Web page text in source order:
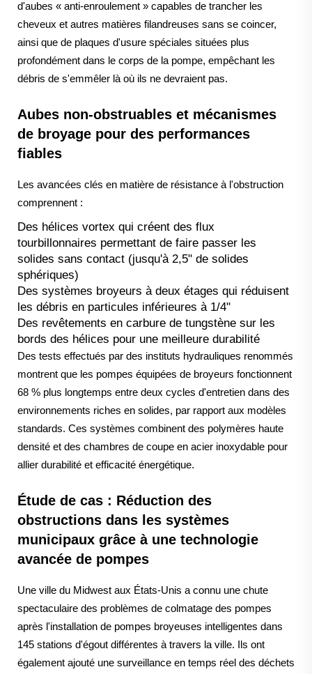
d'aubes « anti-enroulement » capables de trancher les
cheveux et autres matières filandreuses sans se coincer,
ainsi que de plaques d'usure spéciales situées plus
profondément dans le corps de la pompe, empêchant les
débris de s'emmêler là où ils ne devraient pas.
Aubes non-obstruables et mécanismes
de broyage pour des performances
fiables
Les avancées clés en matière de résistance à l'obstruction
comprennent :
Des hélices vortex qui créent des flux
tourbillonnaires permettant de faire passer les
solides sans contact (jusqu'à 2,5" de solides
sphériques)
Des systèmes broyeurs à deux étages qui réduisent
les débris en particules inférieures à 1/4"
Des revêtements en carbure de tungstène sur les
bords des hélices pour une meilleure durabilité
Des tests effectués par des instituts hydrauliques renommés
montrent que les pompes équipées de broyeurs fonctionnent
68 % plus longtemps entre deux cycles d'entretien dans des
environnements riches en solides, par rapport aux modèles
standards. Ces systèmes combinent des polymères haute
densité et des chambres de coupe en acier inoxydable pour
allier durabilité et efficacité énergétique.
Étude de cas : Réduction des
obstructions dans les systèmes
municipaux grâce à une technologie
avancée de pompes
Une ville du Midwest aux États-Unis a connu une chute
spectaculaire des problèmes de colmatage des pompes
après l'installation de pompes broyeuses intelligentes dans
145 stations d'égout différentes à travers la ville. Ils ont
également ajouté une surveillance en temps réel des déchets